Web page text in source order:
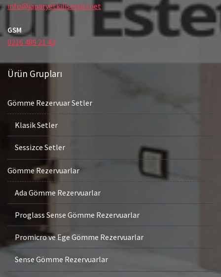
info@japaryetkiliservisi.net
GSM
0216 489 21 43
Ürün Grupları
Gömme Rezervuar Setler
Klasik Setler
Sessizce Setler
Gömme Rezervuarlar
Ada Gömme Rezervuarlar
Proglass Sense Gömme Rezervuarlar
Promicro ve Ege Gömme Rezervuarlar
Sense Gömme Rezervuarlar